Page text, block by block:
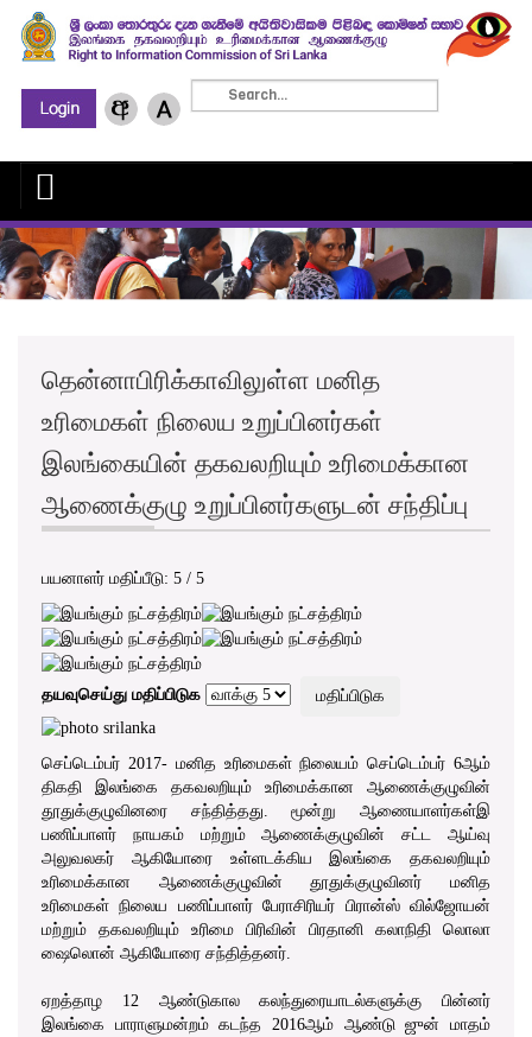
தென்னாபிரிக்காவிலுள்ள மனித
உரிமைகள் நிலைய உறுப்பினர்கள்
இலங்கையின் தகவலறியும் உரிமைக்கான
ஆணைக்குழு உறுப்பினர்களுடன் சந்திப்பு
பயனாளர் மதிப்பீடு: 5 / 5
தயவுசெய்து மதிப்பிடுக
செப்டெம்பர் 2017- மனித உரிமைகள் நிலையம் செப்டெம்பர் 6ஆம்
திகதி இலங்கை தகவலறியும் உரிமைக்கான ஆணைக்குழுவின்
தூதுக்குழுவினரை சந்தித்தது. மூன்று ஆணையாளர்கள்இ
பணிப்பாளர் நாயகம் மற்றும் ஆணைக்குழுவின் சட்ட ஆய்வு
அலுவலகர் ஆகியோரை உள்ளடக்கிய இலங்கை தகவலறியும்
உரிமைக்கான ஆணைக்குழுவின் தூதுக்குழுவினர் மனித
உரிமைகள் நிலைய பணிப்பாளர் பேராசிரியர் பிரான்ஸ் வில்ஜோயன்
மற்றும் தகவலறியும் உரிமை பிரிவின் பிரதானி கலாநிதி லொலா
ஷைலொன் ஆகியோரை சந்தித்தனர்.
ஏறத்தாழ 12 ஆண்டுகால கலந்துரையாடல்களுக்கு பின்னர்
இலங்கை பாராளுமன்றம் கடந்த 2016ஆம் ஆண்டு ஜுன் மாதம்